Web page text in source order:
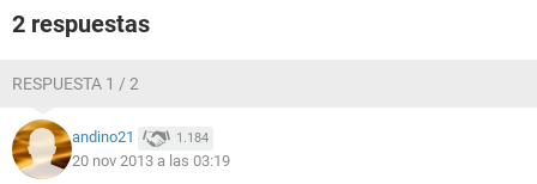
2 respuestas
RESPUESTA 1 / 2
andino21 1.184
20 nov 2013 a las 03:19